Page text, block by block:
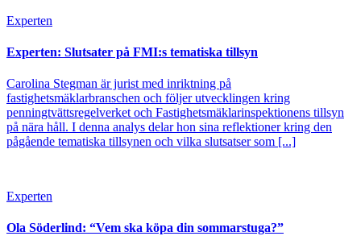
Experten
Experten: Slutsater på FMI:s tematiska tillsyn
Carolina Stegman är jurist med inriktning på
fastighetsmäklarbranschen och följer utvecklingen kring
penningtvättsregelverket och Fastighetsmäklarinspektionens tillsyn
på nära håll. I denna analys delar hon sina reflektioner kring den
pågående tematiska tillsynen och vilka slutsatser som [...]
Experten
Ola Söderlind: “Vem ska köpa din sommarstuga?”